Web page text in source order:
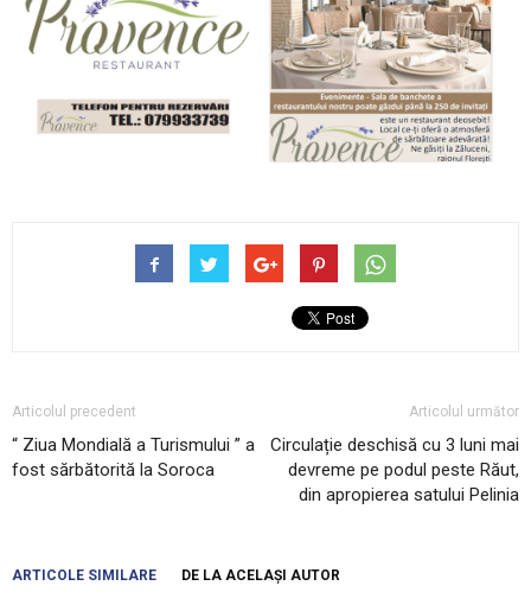
Articolul precedent
“ Ziua Mondială a Turismului ” a
fost sărbătorită la Soroca
Articolul următor
Circulație deschisă cu 3 luni mai
devreme pe podul peste Răut,
din apropierea satului Pelinia
ARTICOLE SIMILARE DE LA ACELAȘI AUTOR